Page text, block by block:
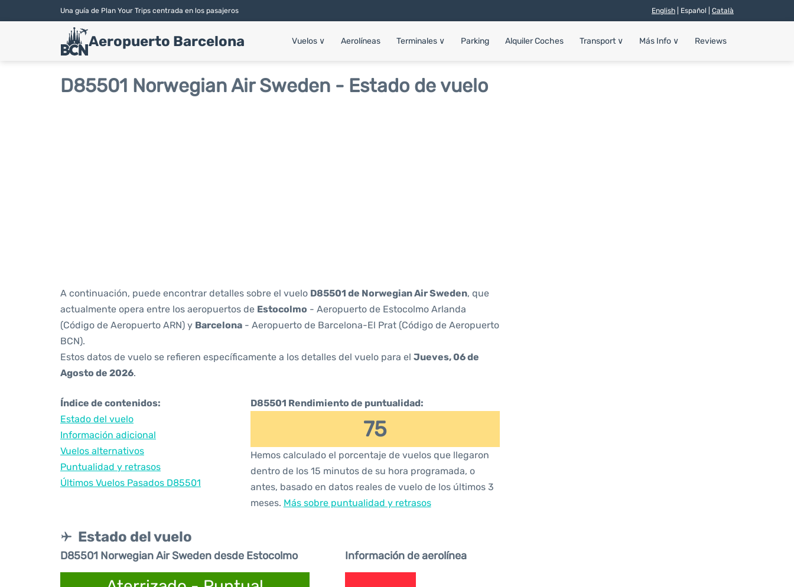
Una guía de Plan Your Trips centrada en los pasajeros English | Español | Català
Aeropuerto Barcelona Vuelos ∨ Aerolíneas Terminales ∨ Parking Alquiler Coches Transport ∨ Más Info ∨ Reviews
D85501 Norwegian Air Sweden - Estado de vuelo
A continuación, puede encontrar detalles sobre el vuelo D85501 de Norwegian Air Sweden, que
actualmente opera entre los aeropuertos de Estocolmo - Aeropuerto de Estocolmo Arlanda
(Código de Aeropuerto ARN) y Barcelona - Aeropuerto de Barcelona-El Prat (Código de Aeropuerto
BCN).
Estos datos de vuelo se refieren específicamente a los detalles del vuelo para el Jueves, 06 de
Agosto de 2026.
Índice de contenidos:
Estado del vuelo
Información adicional
Vuelos alternativos
Puntualidad y retrasos
Últimos Vuelos Pasados D85501
D85501 Rendimiento de puntualidad:
75
Hemos calculado el porcentaje de vuelos que llegaron
dentro de los 15 minutos de su hora programada, o
antes, basado en datos reales de vuelo de los últimos 3
meses. Más sobre puntualidad y retrasos
Estado del vuelo
D85501 Norwegian Air Sweden desde Estocolmo Información de aerolínea